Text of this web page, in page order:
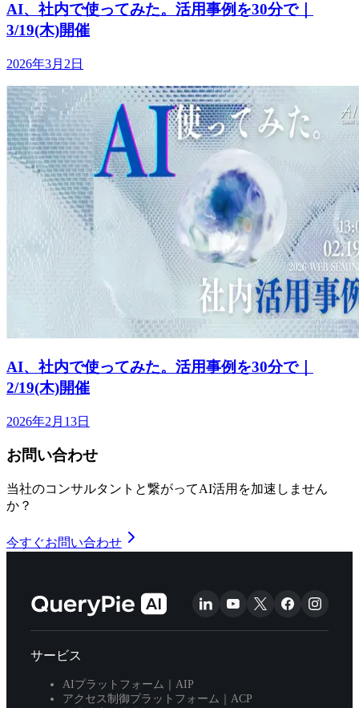
AI、社内で使ってみた。活用事例を30分で｜
3/19(木)開催
2026年3月2日
AI、社内で使ってみた。活用事例を30分で｜
2/19(木)開催
2026年2月13日
お問い合わせ
当社のコンサルタントと繋がってAI活用を加速しません
か？
今すぐお問い合わせ
サービス
AIプラットフォーム｜AIP
アクセス制御プラットフォーム｜ACP